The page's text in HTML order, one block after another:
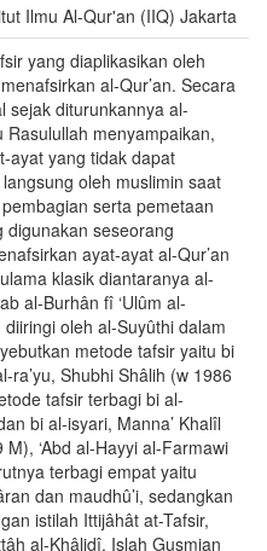
Ilmu Al-Qur'an (IIQ) Jakarta
yang diaplikasikan oleh
al-Qur’an. Secara
sejak diturunkannya al-
Rasulullah menyampaikan,
ayat yang tidak dapat
oleh muslimin saat
serta pemetaan
digunakan seseorang
ayat-ayat al-Qur’an
klasik diantaranya al-
al-Burhân fî ‘Ulûm al-
diiringi oleh al-Suyûthi dalam
metode tafsir yaitu bi
ra’yu, Shubhi Shâlih (w 1986
tafsir terbagi bi al-
bi al-isyari, Manna’ Khalîl
‘Abd al-Hayyi al-Farmawi
terbagi empat yaitu
dan maudhû’i, sedangkan
istilah Ittijâhât at-Tafsir,
al-Khâlidî, Islah Gusmian